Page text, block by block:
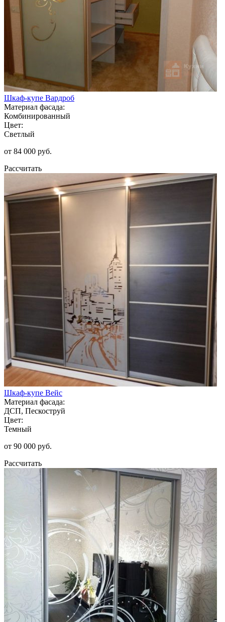
Шкаф-купе Вардроб
Материал фасада:
Комбинированный
Цвет:
Светлый
от 84 000 руб.
Рассчитать
Шкаф-купе Вейс
Материал фасада:
ДСП, Пескоструй
Цвет:
Темный
от 90 000 руб.
Рассчитать